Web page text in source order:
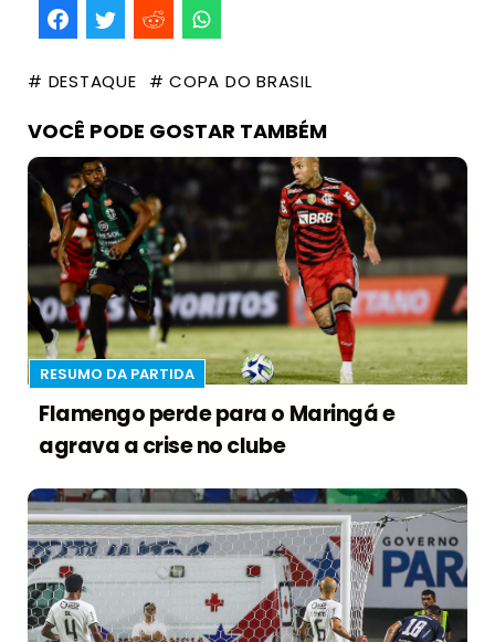
# DESTAQUE # COPA DO BRASIL
VOCÊ PODE GOSTAR TAMBÉM
RESUMO DA PARTIDA
Flamengo perde para o Maringá e
agrava a crise no clube